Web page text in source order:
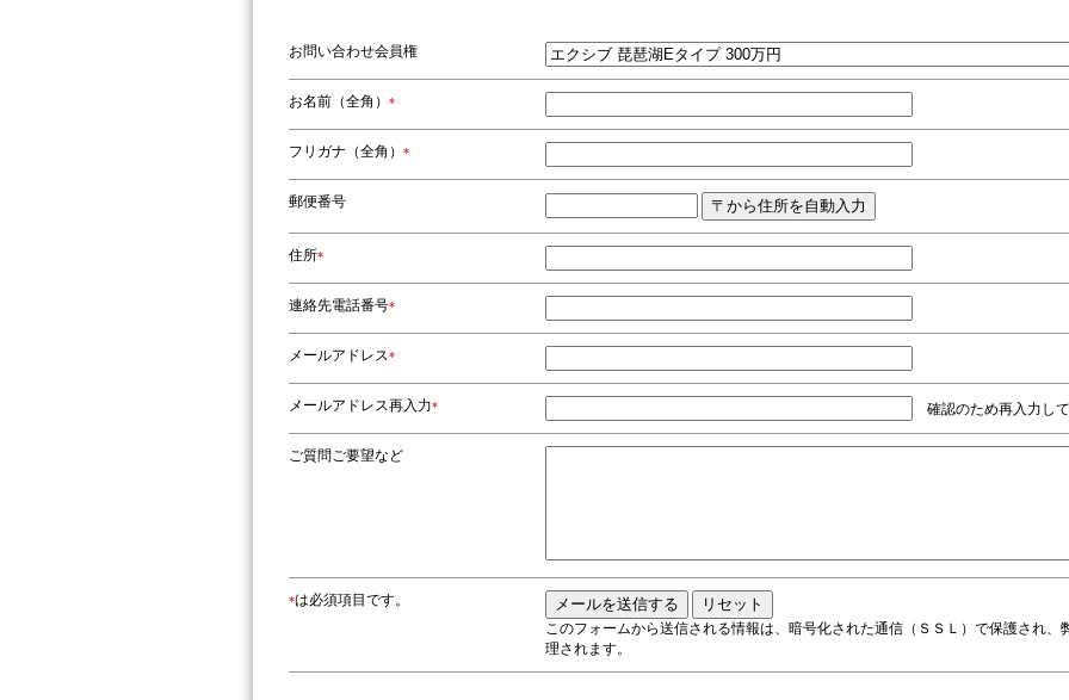
お問い合わせ会員権
お名前（全角） *
フリガナ（全角） *
郵便番号
住所*
連絡先電話番号*
メールアドレス*
メールアドレス再入力* 確認のため再入力して
ご質問ご要望など
*は必須項目です。
このフォームから送信される情報は、暗号化された通信（ＳＳＬ）で保護され
理されます。